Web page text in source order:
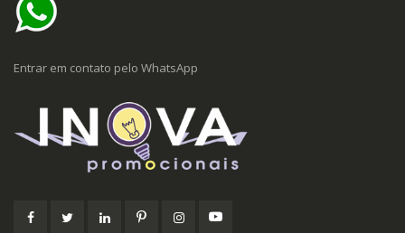
Entrar em contato pelo WhatsApp